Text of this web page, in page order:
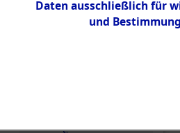
5.3.3
Todesmärsch
e
Daten ausschließlich für
und